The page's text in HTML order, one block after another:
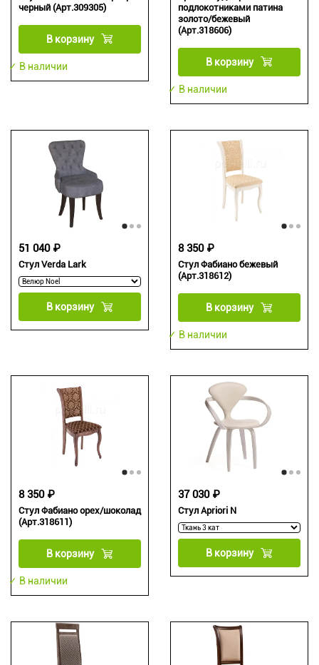
черный (Арт.309305)
В корзину
✓ В наличии
подлокотниками патина
золото/бежевый
(Арт.318606)
В корзину
✓ В наличии
Стул Verda Lark
51 040 ₽
В корзину
Стул Фабиано бежевый
(Арт.318612)
8 350 ₽
В корзину
✓ В наличии
Стул Фабиано орех/шоколад
(Арт.318611)
8 350 ₽
В корзину
✓ В наличии
Стул Apriori N
37 030 ₽
В корзину